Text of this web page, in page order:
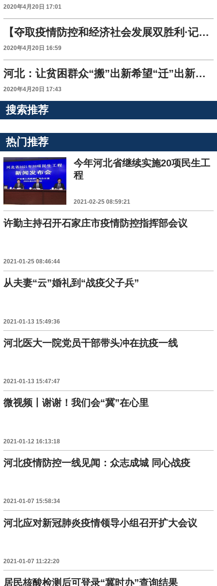
2020年4月20日 17:01
【夺取疫情防控和经济社会发展双胜利·记者走基层】唐山：出台硬核举措 优化营商环境
2020年4月20日 16:59
河北：让贫困群众“搬”出新希望“迁”出新生活
2020年4月20日 17:43
搜索推荐
热门推荐
今年河北省继续实施20项民生工
程
2021-02-25 08:59:21
许勤主持召开石家庄市疫情防控指挥部会议
2021-01-25 08:46:44
从夫妻“云”婚礼到“战疫父子兵”
2021-01-13 15:49:36
河北医大一院党员干部带头冲在抗疫一线
2021-01-13 15:47:47
微视频丨谢谢！我们会“冀”在心里
2021-01-12 16:13:18
河北疫情防控一线见闻：众志成城 同心战疫
2021-01-07 15:58:34
河北应对新冠肺炎疫情领导小组召开扩大会议
2021-01-07 11:22:20
居民核酸检测后可登录“冀时办”查询结果